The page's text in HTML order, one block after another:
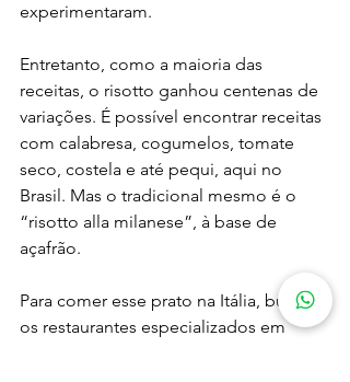
experimentaram.
Entretanto, como a maioria das
receitas, o risotto ganhou centenas de
variações. É possível encontrar receitas
com calabresa, cogumelos, tomate
seco, costela e até pequi, aqui no
Brasil. Mas o tradicional mesmo é o
“risotto alla milanese”, à base de
açafrão.
Para comer esse prato na Itália, busque
os restaurantes especializados em